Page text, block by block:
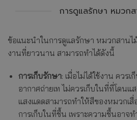
การดูแลรักษา หมวกส
ข้อแนะนำในการดูแลรักษา หมวกสานไ
งานที่ยาวนาน สามารถทำได้ดังนี้
การเก็บรักษา: เมื่อไม่ได้ใช้งาน ควร
อากาศถ่ายเท ไม่ควรเก็บในที่ที่โดนแ
แสงแดดสามารถทำให้สีของหมวกเสื่
การเก็บในที่ชื้น เพราะความชื้นอาจท